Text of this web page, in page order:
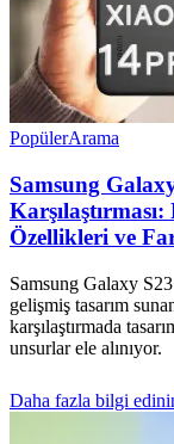
PopülerArama
Samsung
Özellikleri ve
Samsung Galaxy
gelişmiş tasarım
karşılaştırmada
unsurlar ele alınıyor.
Daha fazla bilgi